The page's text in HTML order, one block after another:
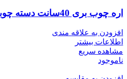
اره چوب بری 40سانت دسته چوبی
افزودن به علاقه مندی
اطلاعات بیشتر
مشاهده سریع
ناموجود